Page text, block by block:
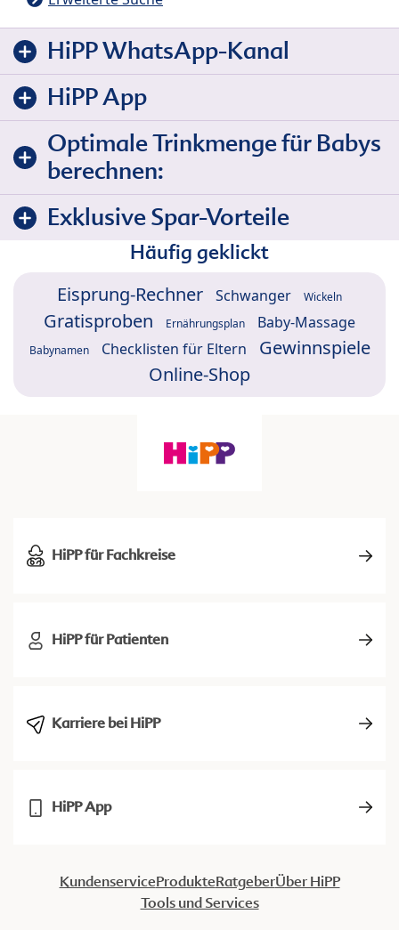
HiPP WhatsApp-Kanal
HiPP App
Optimale Trinkmenge für Babys
berechnen:
Exklusive Spar-Vorteile
Häufig geklickt
Eisprung-Rechner Schwanger Wickeln
Gratisproben Ernährungsplan Baby-Massage
Babynamen Checklisten für Eltern
Gewinnspiele
Online-Shop
HiPP für Fachkreise
HiPP für Patienten
Karriere bei HiPP
HiPP App
KundenserviceProdukteRatgeberÜber HiPP
Tools und Services